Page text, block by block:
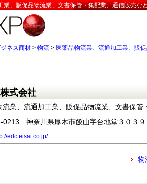
業、販促品物流業、文書保管・集配業、通信販売な
ジネス商材 > 物流 > 医薬品物流業、流通加工業、販
式会社
流業、流通加工業、販促品物流業、文書保管
0213 神奈川県厚木市飯山字台地堂３０３
edc.eisai.co.jp/
物